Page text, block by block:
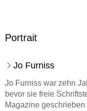
Portrait
Jo Furniss
Jo Furniss war zehn
bevor sie freie
Magazine